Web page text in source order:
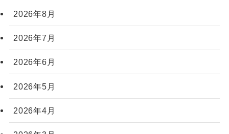
2026年8月
2026年7月
2026年6月
2026年5月
2026年4月